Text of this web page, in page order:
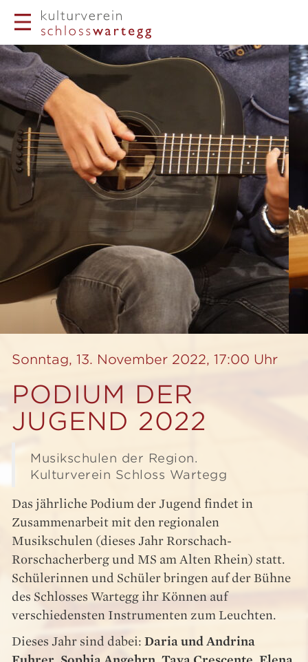
Sonntag, 13. November 2022, 17:00 Uhr
PODIUM DER
JUGEND 2022
Musikschulen der Region.
Kulturverein Schloss Wartegg
Das jährliche Podium der Jugend findet in
Zusammenarbeit mit den regionalen
Musikschulen (dieses Jahr Rorschach-
Rorschacherberg und MS am Alten Rhein) statt.
Schülerinnen und Schüler bringen auf der Bühne
des Schlosses Wartegg ihr Können auf
verschiedensten Instrumenten zum Leuchten.
Dieses Jahr sind dabei: Daria und Andrina